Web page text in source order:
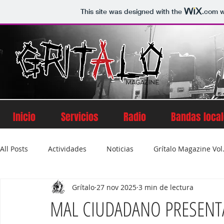
This site was designed with the .com
Inicio Servicios Radio Bandas
All Posts Actividades Noticias Grítalo Magazine
Grítalo Magazine Volumen 2 Grítalo Magazine Vol. 5
MAL CIUDADANO
Grítalo 27 nov 2025 3 min de lectura